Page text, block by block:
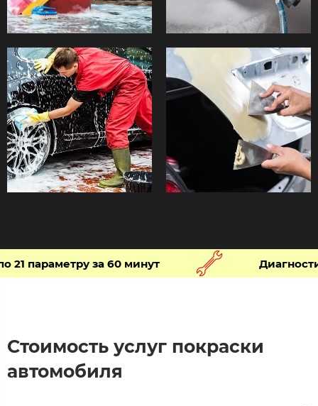
параметру за 60 минут​
Стоимость услуг покраски
автомобиля